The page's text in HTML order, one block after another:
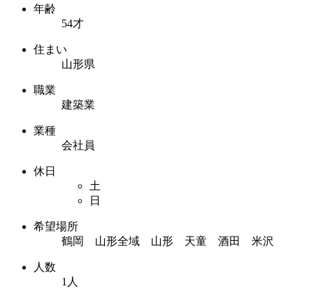
年齢
54才
住まい
山形県
職業
建築業
業種
会社員
休日
土
日
希望場所
鶴岡 山形全域 山形 天童 酒田 米沢
人数
1人